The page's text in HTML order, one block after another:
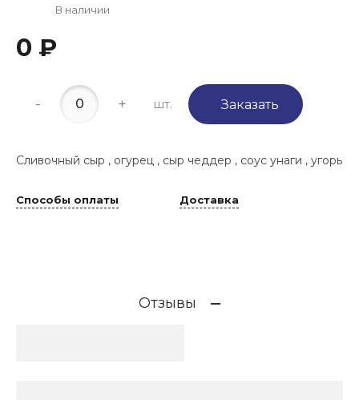
В наличии
0 ₽
- + шт. Заказать
Сливочный сыр , огурец , сыр чеддер , соус унаги , угорь
Способы оплаты Доставка
Отзывы